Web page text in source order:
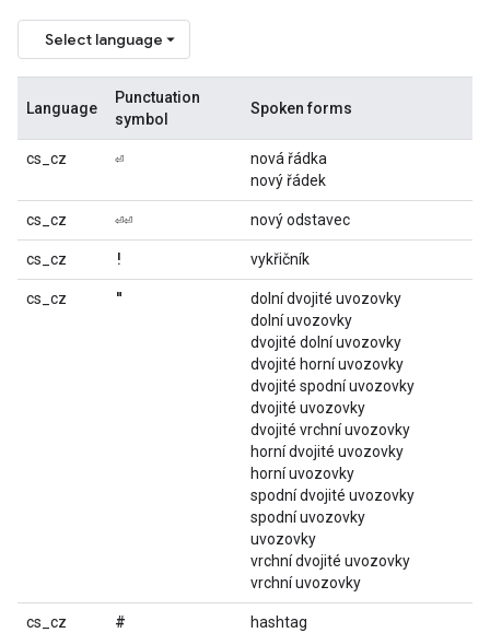
Select language
Language
Punctuation
symbol
Spoken forms
cs_cz ⏎
nová řádka
nový řádek
cs_cz ⏎⏎ nový odstavec
cs_cz ! vykřičník
cs_cz "
dolní dvojité uvozovky
dolní uvozovky
dvojité dolní uvozovky
dvojité horní uvozovky
dvojité spodní uvozovky
dvojité uvozovky
dvojité vrchní uvozovky
horní dvojité uvozovky
horní uvozovky
spodní dvojité uvozovky
spodní uvozovky
uvozovky
vrchní dvojité uvozovky
vrchní uvozovky
cs_cz #
hashtag